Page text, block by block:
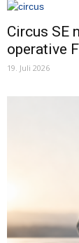
Circus SE
operative
19. Juli 2026